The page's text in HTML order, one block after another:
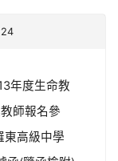
年度生命教
師報名參
高級中學